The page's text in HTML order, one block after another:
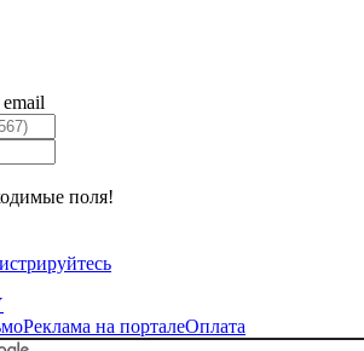
поля!
Реклама на порталеОплата